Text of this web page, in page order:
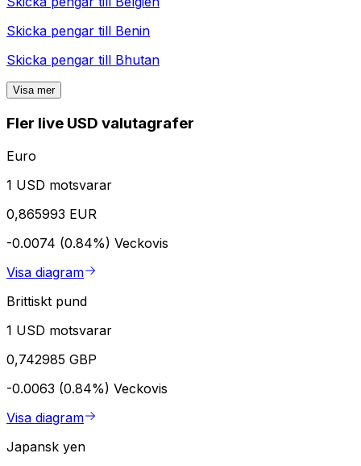
Skicka pengar till Benin
Skicka pengar till Bhutan
Visa mer
Fler live USD valutagrafer
Euro
1 USD motsvarar
0,865993 EUR
-0.0074 (0.84%) Veckovis
Visa diagram
Brittiskt pund
1 USD motsvarar
0,742985 GBP
-0.0063 (0.84%) Veckovis
Visa diagram
Japansk yen